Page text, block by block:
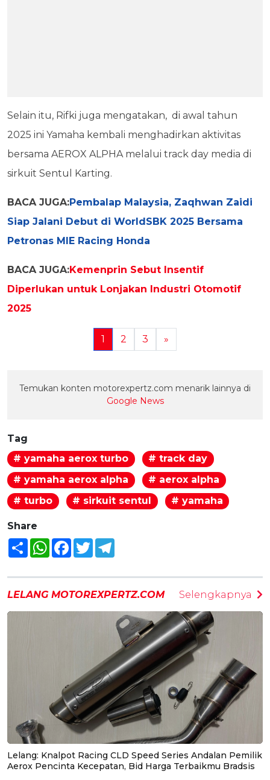
Selain itu, Rifki juga mengatakan, di awal tahun
2025 ini Yamaha kembali menghadirkan aktivitas
bersama AEROX ALPHA melalui track day media di
sirkuit Sentul Karting.
BACA JUGA:Pembalap Malaysia, Zaqhwan Zaidi
Siap Jalani Debut di WorldSBK 2025 Bersama
Petronas MIE Racing Honda
BACA JUGA:Kemenprin Sebut Insentif
Diperlukan untuk Lonjakan Industri Otomotif
2025
1 2 3 »
Temukan konten motorexpertz.com menarik lainnya di
Google News
Tag
# yamaha aerox turbo
# track day
# yamaha aerox alpha
# aerox alpha
# turbo
# sirkuit sentul # yamaha
Share
Share WhatsAppFacebook
Twitter
LELANG MOTOREXPERTZ.COM Selengkapnya
Lelang: Knalpot Racing CLD Speed Series Andalan Pemilik
Aerox Pencinta Kecepatan, Bid Harga Terbaikmu Bradsis